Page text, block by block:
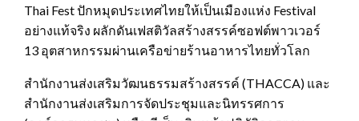
Thai Fest ปักหมุดประเทศไทยให้เป็นเมืองแห่ง Festival
อย่างแท้จริง ผลักดันเฟสติวัลสร้างสรรค์ซอฟต์พาวเวอร์
13 อุตสาหกรรมผ่านเครือข่ายร้านอาหารไทยทั่วโลก
สำนักงานส่งเสริมวัฒนธรรมสร้างสรรค์ (THACCA) และ
สำนักงานส่งเสริมการจัดประชุมและนิทรรศการ